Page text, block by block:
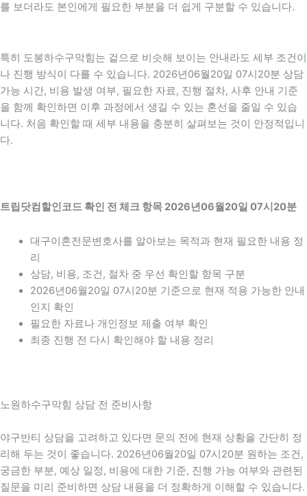
를 보더라도 본인에게 필요한 부분을 더 쉽게 구분할 수 있습니다.
특히 도봉하수구막힘는 겉으로 비슷해 보이는 안내라도 세부 조건이
나 진행 방식이 다를 수 있습니다. 2026년06월20일 07시20분 상담
가능 시간, 비용 발생 여부, 필요한 자료, 진행 절차, 사후 안내 기준
을 함께 확인하면 이후 과정에서 생길 수 있는 혼선을 줄일 수 있습
니다. 처음 확인할 때 세부 내용을 충분히 살펴보는 것이 안정적입니
다.
트립닷컴할인코드 확인 전 체크 항목 2026년06월20일 07시20분
대구이혼전문변호사를 알아보는 목적과 현재 필요한 내용 정
리
상담, 비용, 조건, 절차 중 우선 확인할 항목 구분
2026년06월20일 07시20분 기준으로 현재 적용 가능한 안내
인지 확인
필요한 자료나 개인정보 제출 여부 확인
최종 진행 전 다시 확인해야 할 내용 정리
노원하수구막힘 상담 전 준비사항
야구반티 상담을 고려하고 있다면 문의 전에 현재 상황을 간단히 정
리해 두는 것이 좋습니다. 2026년06월20일 07시20분 원하는 조건,
궁금한 부분, 예상 일정, 비용에 대한 기준, 진행 가능 여부와 관련된
질문을 미리 준비하면 상담 내용을 더 정확하게 이해할 수 있습니다.